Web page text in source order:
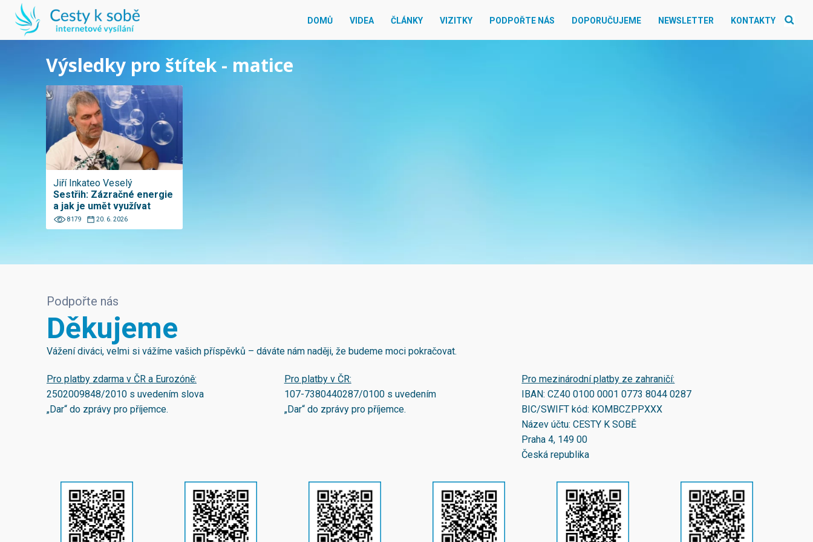
DOMŮ VIDEA ČLÁNKY VIZITKY PODPOŘTE NÁS DOPORUČUJEME NEWSLETTER KONTAKTY
Výsledky pro štítek - matice
Jiří Inkateo Veselý
Sestřih: Zázračné energie
a jak je umět využívat
8179 20. 6. 2026
Podpořte nás
Děkujeme
Vážení diváci, velmi si vážíme vašich příspěvků – dáváte nám naději, že budeme moci pokračovat.
Pro platby zdarma v ČR a Eurozóně:
2502009848/2010 s uvedením slova
„Dar“ do zprávy pro příjemce.
Pro platby v ČR:
107-7380440287/0100s uvedením
„Dar“ do zprávy pro příjemce.
Pro mezinárodní platby ze zahraničí:
IBAN:CZ40 0100 0001 0773 8044 0287
BIC/SWIFT kód: KOMBCZPPXXX
Název účtu: CESTY K SOBĚ
Praha 4, 149 00
Česká republika